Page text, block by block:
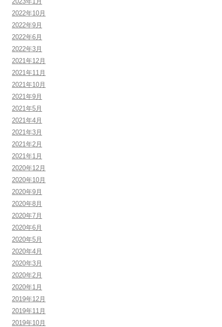
2022年10月
2022年9月
2022年6月
2022年3月
2021年12月
2021年11月
2021年10月
2021年9月
2021年5月
2021年4月
2021年3月
2021年2月
2021年1月
2020年12月
2020年10月
2020年9月
2020年8月
2020年7月
2020年6月
2020年5月
2020年4月
2020年3月
2020年2月
2020年1月
2019年12月
2019年11月
2019年10月